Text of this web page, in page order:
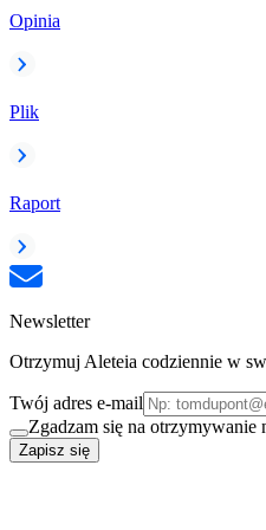
Opinia
Plik
Raport
Newsletter
Otrzymuj Aleteia codziennie w
Twój adres e-mail
Zgadzam się na otrzymywanie
Zapisz się